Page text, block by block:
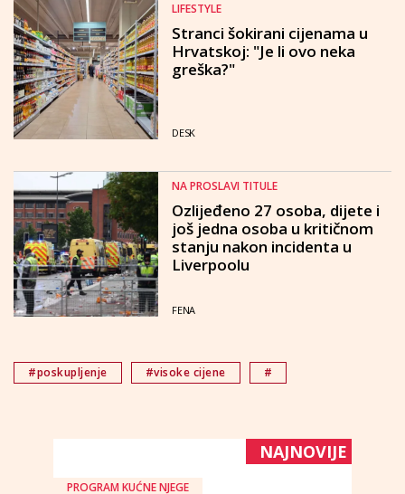
LIFESTYLE
Stranci šokirani cijenama u
Hrvatskoj: "Je li ovo neka
greška?"
DESK
NA PROSLAVI TITULE
Ozlijeđeno 27 osoba, dijete i
još jedna osoba u kritičnom
stanju nakon incidenta u
Liverpoolu
FENA
#poskupljenje #visoke cijene #
NAJNOVIJE
PROGRAM KUĆNE NJEGE